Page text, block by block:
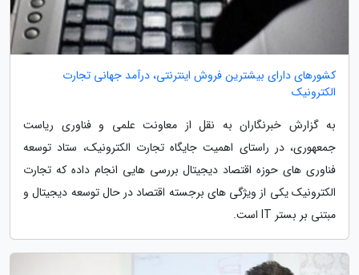
کشورهای دارای بیشترین فروش اینترنتی، درآمد جهانی تجارت
الکترونیک
به گزارش خبرنگاران به نقل از معاونت علمی و فناوری ریاست
جمعهوری، در راستای اهمیت جایگاه تجارت الکترونیک، ستاد توسعه
فناوری های حوزه اقتصاد دیجیتال بررسی هایی انجام داده که تجارت
الکترونیک یکی از ویژگی های برجسته اقتصاد در حال توسعه دیجیتال و
مبتنی بر بستر IT است.